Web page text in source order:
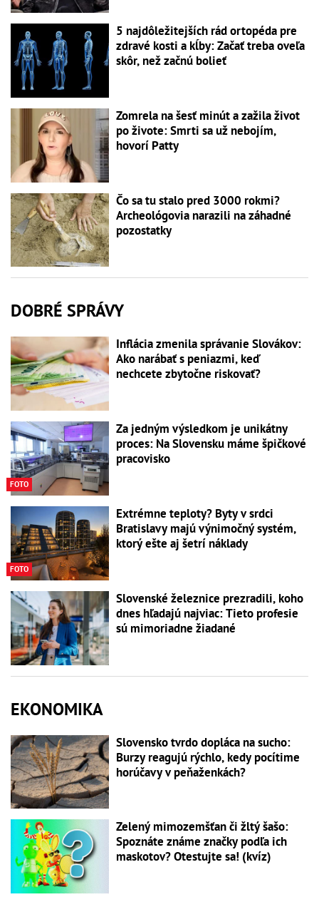
5 najdôležitejších rád ortopéda pre
zdravé kosti a kĺby: Začať treba oveľa
skôr, než začnú bolieť
Zomrela na šesť minút a zažila život
po živote: Smrti sa už nebojím,
hovorí Patty
Čo sa tu stalo pred 3000 rokmi?
Archeológovia narazili na záhadné
pozostatky
DOBRÉ SPRÁVY
Inflácia zmenila správanie Slovákov:
Ako narábať s peniazmi, keď
nechcete zbytočne riskovať?
FOTO
Za jedným výsledkom je unikátny
proces: Na Slovensku máme špičkové
pracovisko
FOTO
Extrémne teploty? Byty v srdci
Bratislavy majú výnimočný systém,
ktorý ešte aj šetrí náklady
Slovenské železnice prezradili, koho
dnes hľadajú najviac: Tieto profesie
sú mimoriadne žiadané
EKONOMIKA
Slovensko tvrdo dopláca na sucho:
Burzy reagujú rýchlo, kedy pocítime
horúčavy v peňaženkách?
Zelený mimozemšťan či žltý šašo:
Spoznáte známe značky podľa ich
maskotov? Otestujte sa! (kvíz)